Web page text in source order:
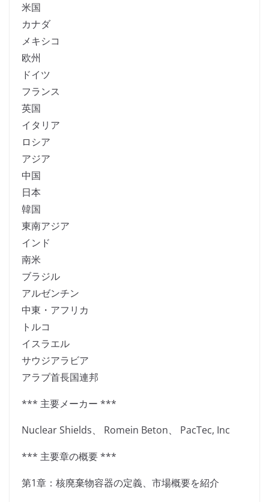
米国
カナダ
メキシコ
欧州
ドイツ
フランス
英国
イタリア
ロシア
アジア
中国
日本
韓国
東南アジア
インド
南米
ブラジル
アルゼンチン
中東・アフリカ
トルコ
イスラエル
サウジアラビア
アラブ首長国連邦
*** 主要メーカー ***
Nuclear Shields、 Romein Beton、 PacTec, Inc
*** 主要章の概要 ***
第1章：核廃棄物容器の定義、市場概要を紹介